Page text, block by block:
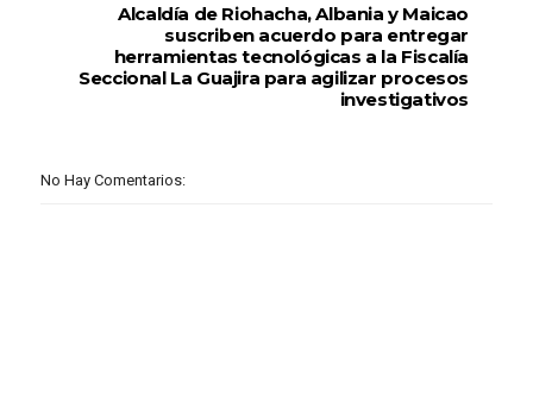
Alcaldía de Riohacha, Albania y Maicao
suscriben acuerdo para entregar
herramientas tecnológicas a la Fiscalía
Seccional La Guajira para agilizar procesos
investigativos
No Hay Comentarios: